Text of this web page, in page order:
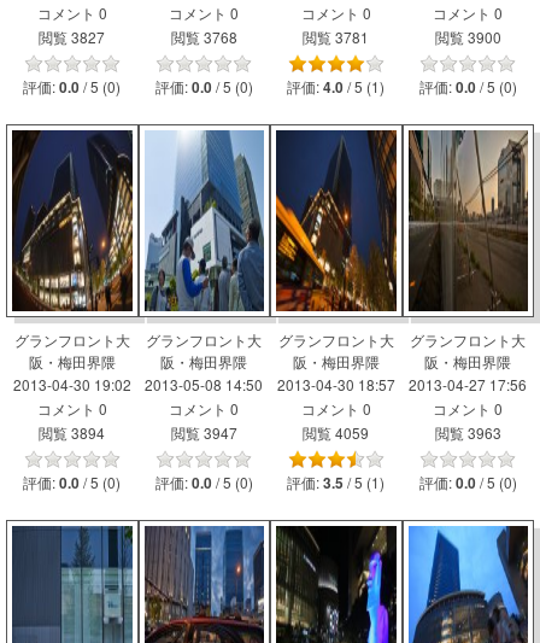
コメント 0
閲覧 3827
評価:0.0 / 5 (0)
コメント 0
閲覧 3768
評価:0.0 / 5 (0)
コメント 0
閲覧 3781
評価:4.0 / 5 (1)
コメント 0
閲覧 3900
評価:0.0 / 5 (0)
グランフロント大
阪・梅田界隈
2013-04-30 19:02
コメント 0
閲覧 3894
評価:0.0 / 5 (0)
グランフロント大
阪・梅田界隈
2013-05-08 14:50
コメント 0
閲覧 3947
評価:0.0 / 5 (0)
グランフロント大
阪・梅田界隈
2013-04-30 18:57
コメント 0
閲覧 4059
評価:3.5 / 5 (1)
グランフロント大
阪・梅田界隈
2013-04-27 17:56
コメント 0
閲覧 3963
評価:0.0 / 5 (0)